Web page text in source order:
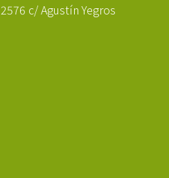
c/ Agustín Yegros